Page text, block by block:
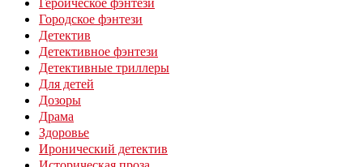
Городское фэнтези
Детектив
Детективное фэнтези
Детективные триллеры
Для детей
Дозоры
Драма
Здоровье
Иронический детектив